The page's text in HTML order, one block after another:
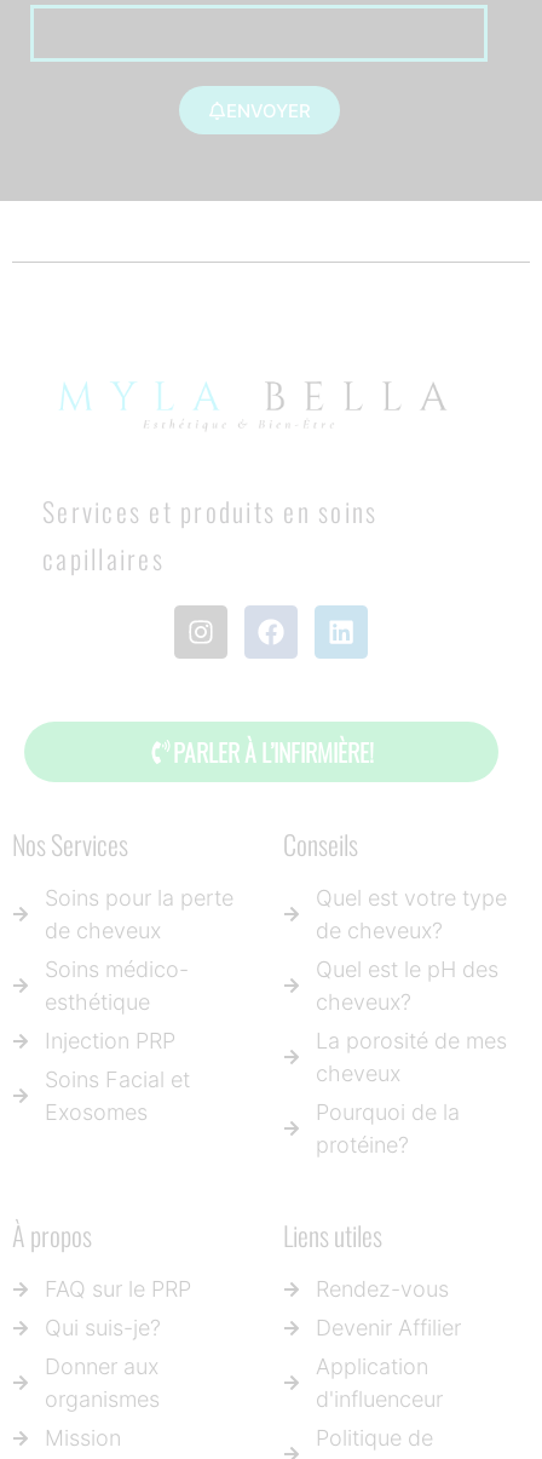
ENVOYER
Services et produits en soins
capillaires
PARLER À L’INFIRMIÈRE!
Nos Services
Soins pour la perte
de cheveux
Soins médico-
esthétique
Injection PRP
Soins Facial et
Exosomes
Conseils
Quel est votre type
de cheveux?
Quel est le pH des
cheveux?
La porosité de mes
cheveux
Pourquoi de la
protéine?
À propos
FAQ sur le PRP
Qui suis-je?
Donner aux
organismes
Mission
Liens utiles
Rendez-vous
Devenir Affilier
Application
d'influenceur
Politique de